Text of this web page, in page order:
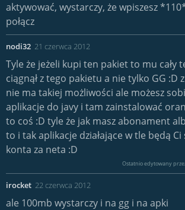
aktywować, wystarczy, że wpiszesz
połącz
nodi32 21 czerwca 2012
Tyle że jeżeli kupi ten pakiet to mu cały
ciągnął z tego pakietu a nie tylko GG :D
nie ma takiej możliwości ale możesz
aplikacje do javy i tam zainstalować
to coś :D tyle że jak masz abonament
to i tak aplikacje działające w tle będą Ci
konta za neta :D
Ostatnio edytowany
irocket 22 czerwca 2012
ale 100mb wystarczy i na gg i na apki